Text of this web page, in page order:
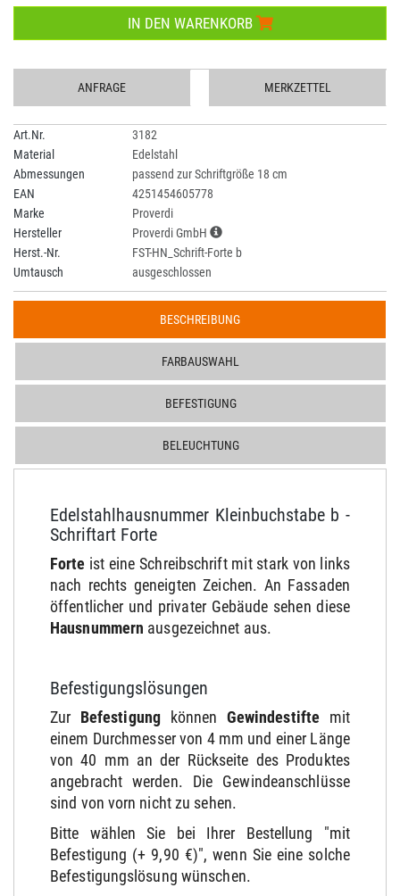
IN DEN WARENKORB
ANFRAGE MERKZETTEL
Art.Nr.
3182
Material
Edelstahl
Abmessungen
passend zur Schriftgröße 18 cm
EAN
4251454605778
Marke
Proverdi
Hersteller
Proverdi GmbH
Herst.-Nr.
FST-HN_Schrift-Forte b
Umtausch
ausgeschlossen
BESCHREIBUNG
FARBAUSWAHL
BEFESTIGUNG
BELEUCHTUNG
Edelstahlhausnummer Kleinbuchstabe b -
Schriftart Forte
Forte ist eine Schreibschrift mit stark von links
nach rechts geneigten Zeichen. An Fassaden
öffentlicher und privater Gebäude sehen diese
Hausnummern ausgezeichnet aus.
Befestigungslösungen
Zur Befestigung können Gewindestifte mit
einem Durchmesser von 4 mm und einer Länge
von 40 mm an der Rückseite des Produktes
angebracht werden. Die Gewindeanschlüsse
sind von vorn nicht zu sehen.
Bitte wählen Sie bei Ihrer Bestellung "mit
Befestigung (+ 9,90 €)", wenn Sie eine solche
Befestigungslösung wünschen.